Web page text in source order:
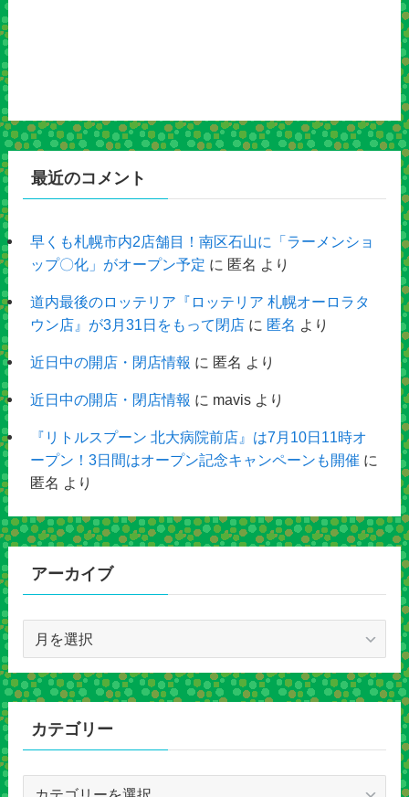
最近のコメント
早くも札幌市内2店舗目！南区石山に「ラーメンショ
ップ〇化」がオープン予定 に 匿名 より
道内最後のロッテリア『ロッテリア 札幌オーロラタ
ウン店』が3月31日をもって閉店に 匿名 より
近日中の開店・閉店情報 に 匿名 より
近日中の開店・閉店情報 に mavisより
『リトルスプーン 北大病院前店』は7月10日11時オ
ープン！3日間はオープン記念キャンペーンも開催 に
匿名 より
アーカイブ
カ
イ
カテゴリー